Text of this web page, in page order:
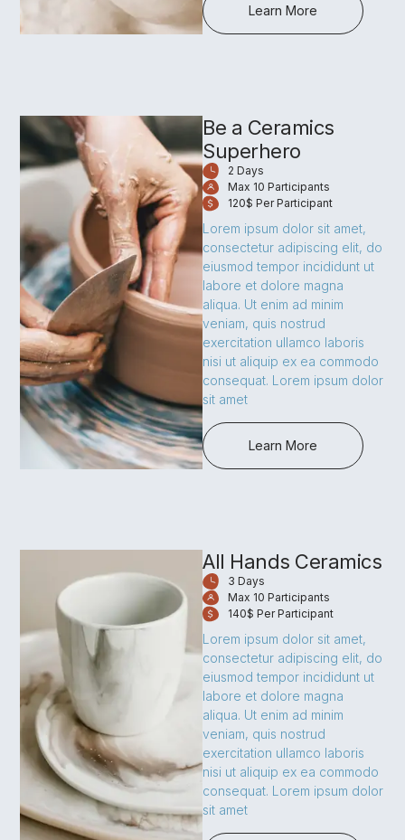
Learn More
Be a Ceramics
Superhero
2 Days
Max 10 Participants
120$ Per Participant
Lorem ipsum dolor sit amet,
consectetur adipiscing elit, do
eiusmod tempor incididunt ut
labore et dolore magna
aliqua. Ut enim ad minim
veniam, quis nostrud
exercitation ullamco laboris
nisi ut aliquip ex ea commodo
consequat. Lorem ipsum dolor
sit amet
Learn More
All Hands Ceramics
3 Days
Max 10 Participants
140$ Per Participant
Lorem ipsum dolor sit amet,
consectetur adipiscing elit, do
eiusmod tempor incididunt ut
labore et dolore magna
aliqua. Ut enim ad minim
veniam, quis nostrud
exercitation ullamco laboris
nisi ut aliquip ex ea commodo
consequat. Lorem ipsum dolor
sit amet